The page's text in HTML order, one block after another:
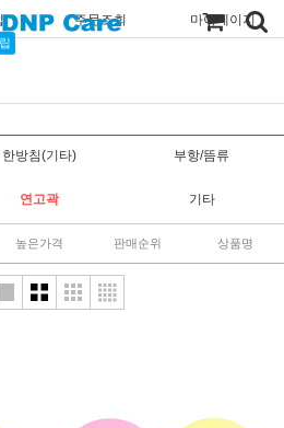
주문조회 마이페이지
한방침(기타) 부항/뜸류
연고곽 기타
높은가격 판매순위 상품명